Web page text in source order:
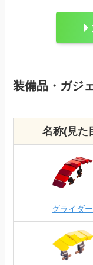
装備品・ガジ
名称(見た
グライダー